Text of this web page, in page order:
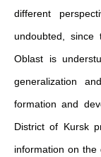
different
undoubted, since
Oblast is
generalization
formation and
District of Kursk
information on the